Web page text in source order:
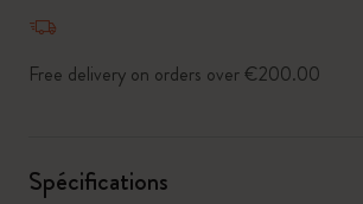
Free delivery on orders over €200.00
Spécifications